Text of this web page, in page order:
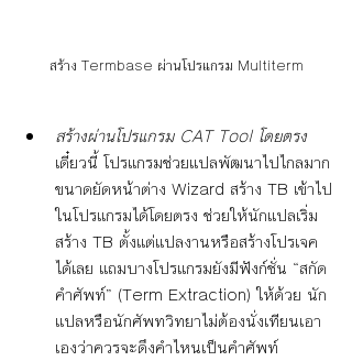
สร้าง Termbase ผ่านโปรแกรม Multiterm
สร้างผ่านโปรแกรม CAT Tool โดยตรง
เดี๋ยวนี้ โปรแกรมช่วยแปลพัฒนาไปไกลมาก
ขนาดยัดหน้าต่าง Wizard สร้าง TB เข้าไป
ในโปรแกรมได้โดยตรง ช่วยให้นักแปลเริ่ม
สร้าง TB ตั้งแต่แปลงานหรือสร้างโปรเจค
ได้เลย แถมบางโปรแกรมยังมีฟังก์ชั่น “สกัด
คำศัพท์” (Term Extraction) ให้ด้วย นัก
แปลหรือนักศัพทวิทยาไม่ต้องนั่งเทียนเอา
เองว่าควรจะดึงคำไหนเป็นคำศัพท์